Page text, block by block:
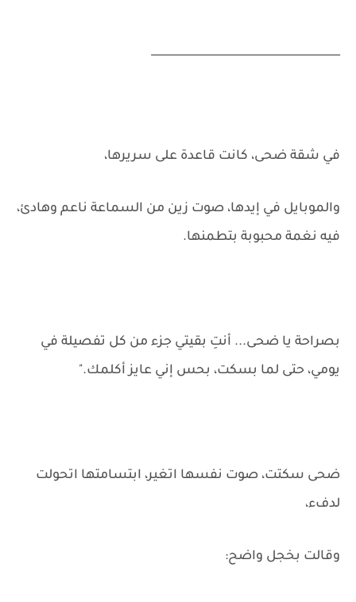
__________________________________
في شقة ضحى، كانت قاعدة على سريرها،
والموبايل في إيدها، صوت زين من السماعة ناعم وهادئ،
فيه نغمة محبوبة بتطمنها.
بصراحة يا ضحى... أنتِ بقيتي جزء من كل تفصيلة في
يومي، حتى لما بسكت، بحس إني عايز أكلمك."
ضحى سكتت، صوت نفسها اتغير، ابتسامتها اتحولت
لدفء،
وقالت بخجل واضح: